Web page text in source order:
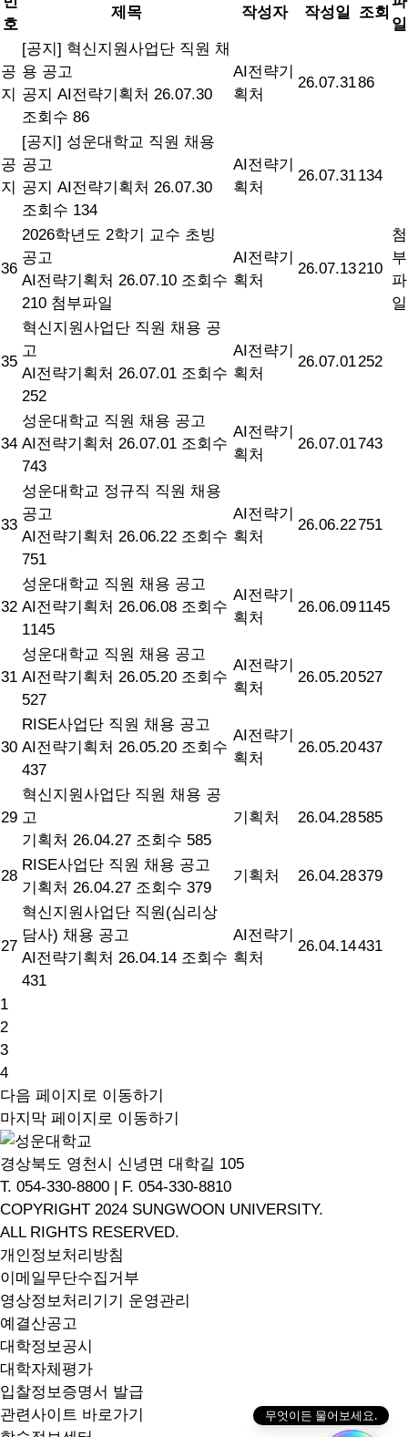
호
제목 작성자 작성일 조회
일
공
지
[공지] 혁신지원사업단 직원 채
용 공고
공지 AI전략기획처 26.07.30
조회수 86
AI전략기
획처
26.07.3186
공
지
[공지] 성운대학교 직원 채용
공고
공지 AI전략기획처 26.07.30
조회수 134
AI전략기
획처
26.07.31134
36
2026학년도 2학기 교수 초빙
공고
AI전략기획처 26.07.10 조회수
210 첨부파일
AI전략기
획처
26.07.13210
첨
부
파
일
35
혁신지원사업단 직원 채용 공
고
AI전략기획처 26.07.01 조회수
252
AI전략기
획처
26.07.01252
34
성운대학교 직원 채용 공고
AI전략기획처 26.07.01 조회수
743
AI전략기
획처
26.07.01743
33
성운대학교 정규직 직원 채용
공고
AI전략기획처 26.06.22 조회수
751
AI전략기
획처
26.06.22751
32
성운대학교 직원 채용 공고
AI전략기획처 26.06.08 조회수
1145
AI전략기
획처
26.06.091145
31
성운대학교 직원 채용 공고
AI전략기획처 26.05.20 조회수
527
AI전략기
획처
26.05.20527
30
RISE사업단 직원 채용 공고
AI전략기획처 26.05.20 조회수
437
AI전략기
획처
26.05.20437
29
혁신지원사업단 직원 채용 공
고
기획처 26.04.27 조회수 585
기획처 26.04.28585
28
RISE사업단 직원 채용 공고
기획처 26.04.27 조회수 379
기획처 26.04.28379
27
혁신지원사업단 직원(심리상
담사) 채용 공고
AI전략기획처 26.04.14 조회수
431
AI전략기
획처
26.04.14431
1
2
3
4
다음 페이지로 이동하기
마지막 페이지로 이동하기
경상북도 영천시 신녕면 대학길 105
T. 054-330-8800 | F. 054-330-8810
COPYRIGHT 2024 SUNGWOON UNIVERSITY.
ALL RIGHTS RESERVED.
개인정보처리방침
이메일무단수집거부
영상정보처리기기 운영관리
예결산공고
대학정보공시
대학자체평가
입찰정보증명서 발급
관련사이트 바로가기